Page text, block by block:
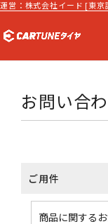
運営：株式会社イード [東
お問い合
ご用件